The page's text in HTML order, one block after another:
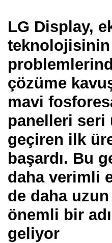
LG Display,
çözüme
mavi
panelleri seri
geçiren ilk
başardı. Bu
daha verimli
de daha
önemli bir
geliyor